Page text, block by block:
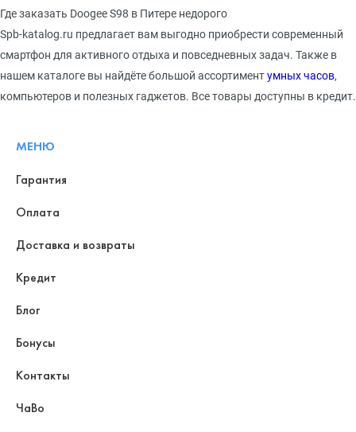
Гдезаказать Doogee S98 в Питере недорого
Spb-katalog.ru предлагает вам выгодно приобрести современный
смартфон для активного отдыха и повседневных задач. Также в
нашем каталоге вы найдёте большой ассортиментумных часов,
компьютеров и полезных гаджетов. Все товары доступны в кредит.
МЕНЮ
Гарантия
Оплата
Доставка и возвраты
Кредит
Блог
Бонусы
Контакты
ЧаВо